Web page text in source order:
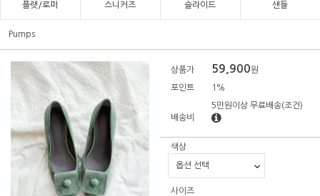
플랫/로퍼 스니커즈 슬라이드 샌들
Pumps
상품가 59,900원
포인트 1%
배송비
5만원이상 무료배송(조건)
색상
사이즈